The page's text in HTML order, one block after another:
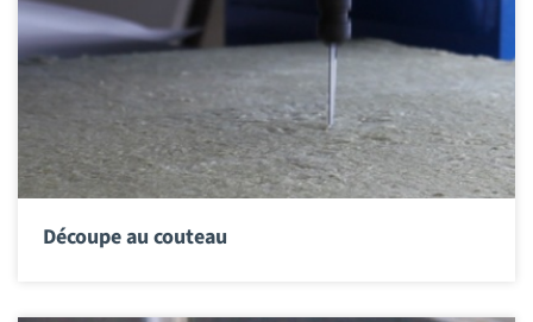
Découpe au couteau